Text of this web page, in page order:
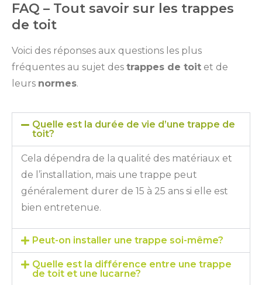
FAQ – Tout savoir sur les trappes
de toit
Voici des réponses aux questions les plus
fréquentes au sujet des trappes de toit et de
leurs normes.
Quelle est la durée de vie d’une trappe de
toit?
Cela dépendra de la qualité des matériaux et
de l’installation, mais une trappe peut
généralement durer de 15 à 25 ans si elle est
bien entretenue.
Peut-on installer une trappe soi-même?
Quelle est la différence entre une trappe
de toit et une lucarne?